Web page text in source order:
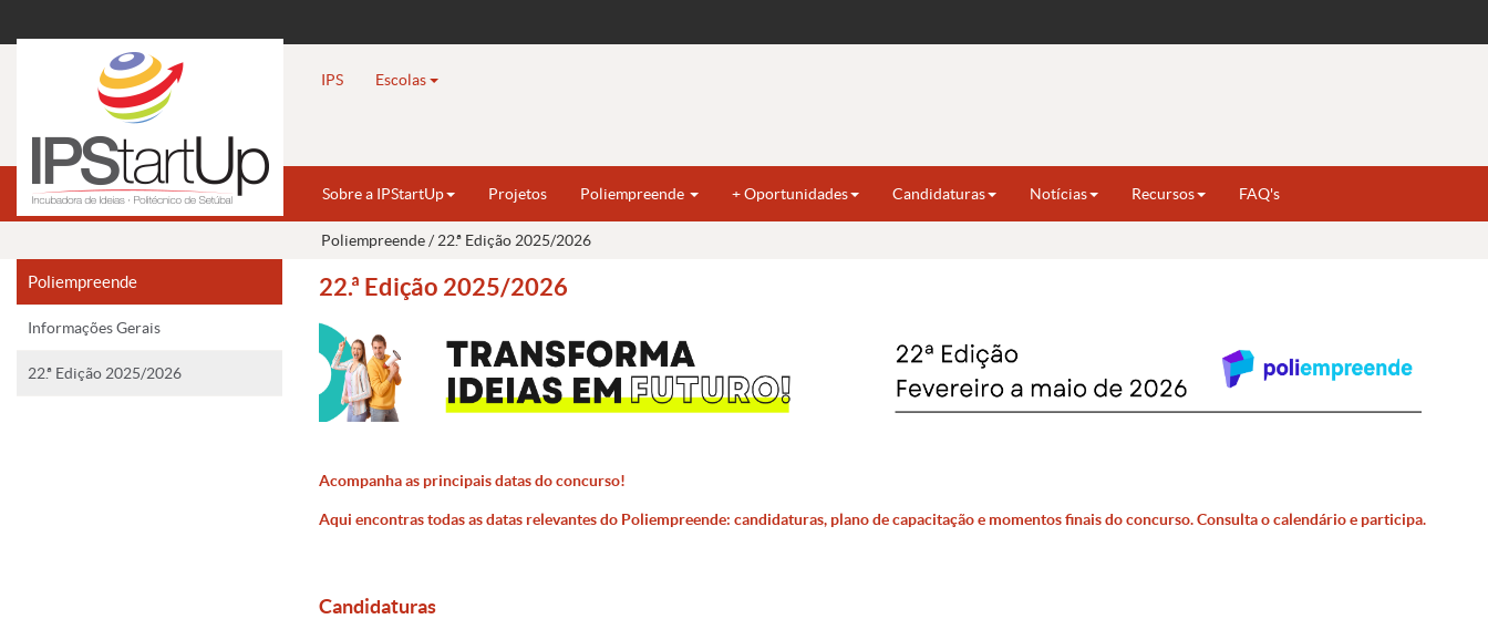
IPS Escolas
Sobre a IPStartUp Projetos Poliempreende + Oportunidades Candidaturas Notícias Recursos FAQ's
Poliempreende / 22.ª Edição 2025/2026
Poliempreende
Informações Gerais
22.ª Edição 2025/2026
22.ª Edição 2025/2026
Acompanha as principais datas do concurso!
Aqui encontras todas as datas relevantes do Poliempreende: candidaturas, plano de capacitação e momentos finais do concurso. Consulta o calendário e participa.
Candidaturas